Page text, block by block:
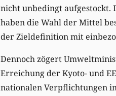
nicht unbedingt
haben die Wahl der Mittel
der Zieldefinition mit
Dennoch zögert
Erreichung der Kyoto- und
nationalen Verpflichtungen